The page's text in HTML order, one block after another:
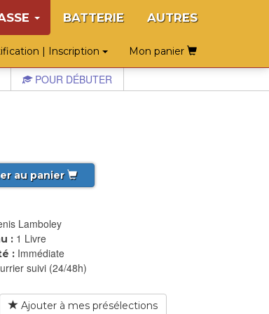
BATTERIE AUTRES
| Inscription Mon panier
POUR DÉBUTER
au panier
Lamboley
: 1 Livre
: Immédiate
suivi (24/48h)
Ajouter à mes présélections